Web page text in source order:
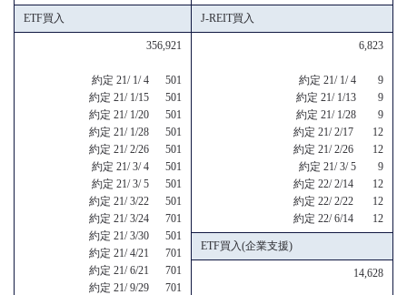
ETF買入 J-REIT買入
356,921
約定 21/ 1/ 4 501
約定 21/ 1/15 501
約定 21/ 1/20 501
約定 21/ 1/28 501
約定 21/ 2/26 501
約定 21/ 3/ 4 501
約定 21/ 3/ 5 501
約定 21/ 3/22 501
約定 21/ 3/24 701
約定 21/ 3/30 501
約定 21/ 4/21 701
約定 21/ 6/21 701
約定 21/ 9/29 701
6,823
約定 21/ 1/ 4 9
約定 21/ 1/13 9
約定 21/ 1/28 9
約定 21/ 2/17 12
約定 21/ 2/26 12
約定 21/ 3/ 5 9
約定 22/ 2/14 12
約定 22/ 2/22 12
約定 22/ 6/14 12
ETF買入(企業支援)
14,628